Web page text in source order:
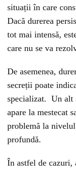
situații în care
Dacă durerea
tot mai intensă,
care nu se va
De asemenea,
secreții poate
specializat. Un alt
apare la mestecat
problemă la
profundă.
În astfel de cazuri,